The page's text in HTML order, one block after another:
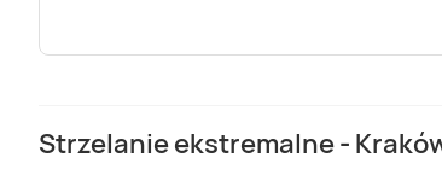
Strzelanie ekstremalne -